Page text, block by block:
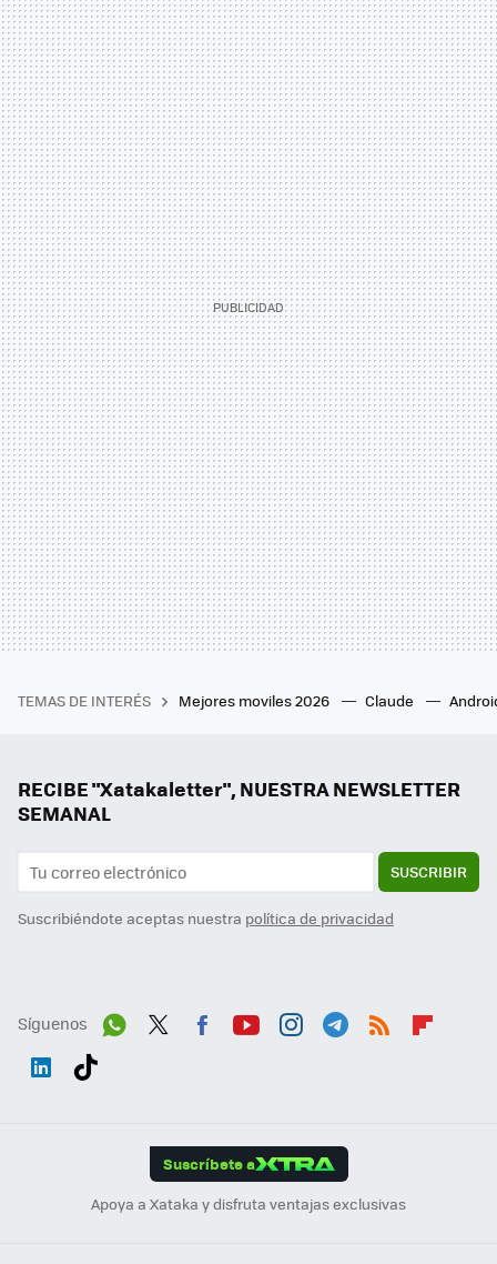
TEMAS DE INTERÉS Mejores moviles 2026 Claude
RECIBE "Xatakaletter", NUESTRA NEWSLETTER
SEMANAL
SUSCRIBIR
Suscribiéndote aceptas nuestra política de privacidad
Síguenos
Suscríbete a
Apoya a Xataka y disfruta ventajas exclusivas